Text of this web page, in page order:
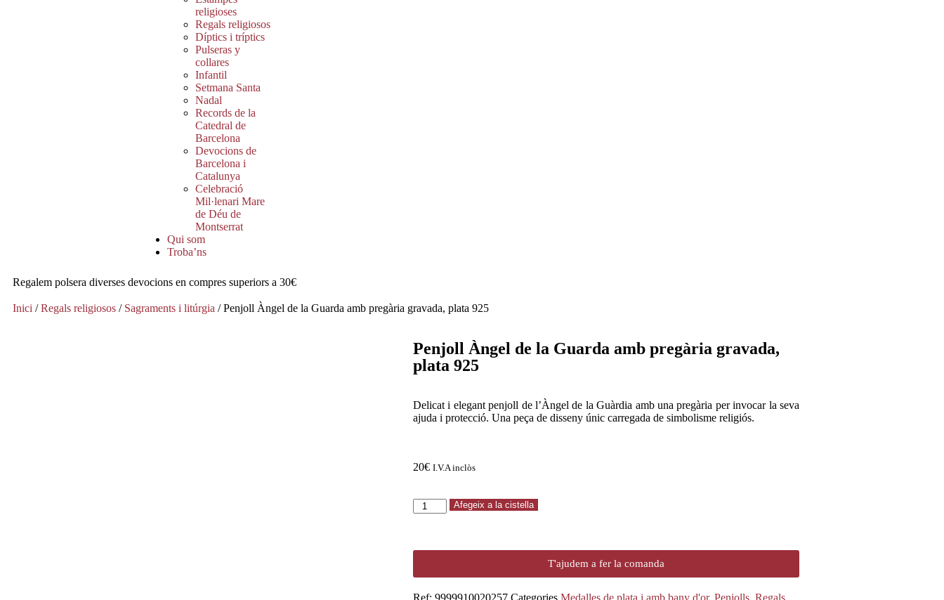
religioses
Regals religiosos
Díptics i tríptics
Pulseras y
collares
Infantil
Setmana Santa
Nadal
Records de la
Catedral de
Barcelona
Devocions de
Barcelona i
Catalunya
Celebració
Mil·lenari Mare
de Déu de
Montserrat
Qui som
Troba’ns
Regalem polsera diverses devocions en compres superiors a 30€
Inici /Regals religiosos / Sagraments i litúrgia / Penjoll Àngel de la Guarda amb pregària gravada, plata 925
Penjoll Àngel de la Guarda amb pregària gravada,
plata 925
Delicat i elegant penjoll de l’Àngel de la Guàrdia amb una pregària per invocar la seva
ajuda i protecció. Una peça de disseny únic carregada de simbolisme religiós.
20€ I.V.A inclòs
Afegeix a la cistella
T'ajudem a fer la comanda
Ref: 9999910020257 Categories Medalles de plata i amb bany d'or, Penjolls, Regals